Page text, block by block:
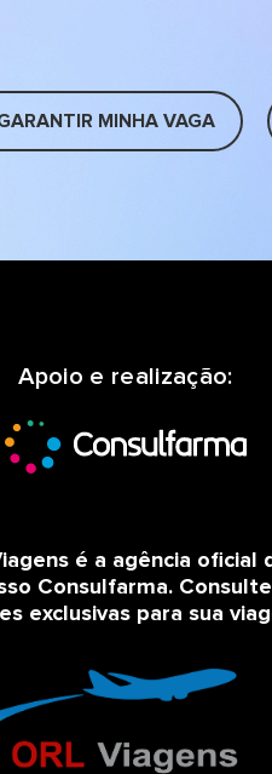
MINHA VAGA
Apoio e realização:
é a agência oficial
Consulfarma.
exclusivas para sua